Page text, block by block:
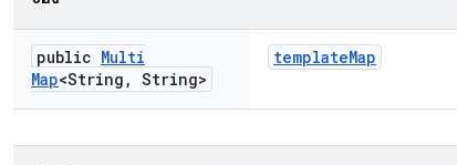
public Multi
Map<String , String>
templateMap